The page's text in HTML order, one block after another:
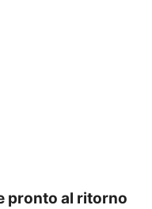
pronto al ritorno